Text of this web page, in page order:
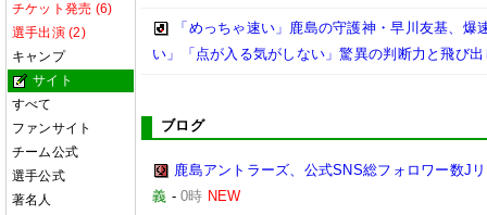
チケット発売 (6)
選手出演 (2)
キャンプ
サイト
すべて
ファンサイト
チーム公式
選手公式
著名人
「めっちゃ速い」鹿島の守護神・早川友基、
い」「点が入る気がしない」驚異の判断力と飛び
ブログ
鹿島アントラーズ、公式SNS総フォロワー数J
義 -0時 NEW